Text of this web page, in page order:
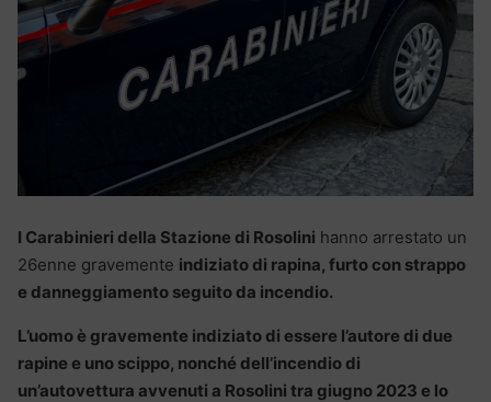
I Carabinieri della Stazione di Rosolini hanno arrestato un
26enne gravemente indiziato di rapina, furto con strappo
e danneggiamento seguito da incendio.
L’uomo è gravemente indiziato di essere l’autore di due
rapine e uno scippo, nonché dell’incendio di
un’autovettura avvenuti a Rosolini tra giugno 2023 e lo